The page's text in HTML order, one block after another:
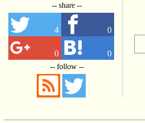
-- share --
4 0
0 0
-- follow --